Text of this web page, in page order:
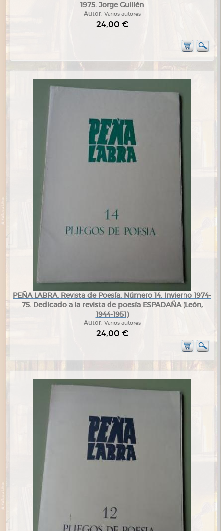
1975. Jorge Guillén
Autor: Varios autores
24,00 €
PEÑA LABRA. Revista de Poesía. Número 14. Invierno 1974-
75. Dedicado a la revista de poesía ESPADAÑA (León,
1944-1951)
Autor: Varios autores
24,00 €